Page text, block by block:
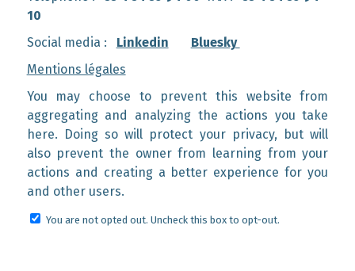
10
Social media : Linkedin
Bluesky
Mentions légales
You may choose to prevent this website from
aggregating and analyzing the actions you take
here. Doing so will protect your privacy, but will
also prevent the owner from learning from your
actions and creating a better experience for you
and other users.
You are not opted out. Uncheck this box to opt-out.